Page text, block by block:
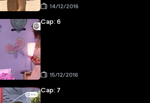
14/12/2016
Cap: 6
15/12/2016
Cap: 7